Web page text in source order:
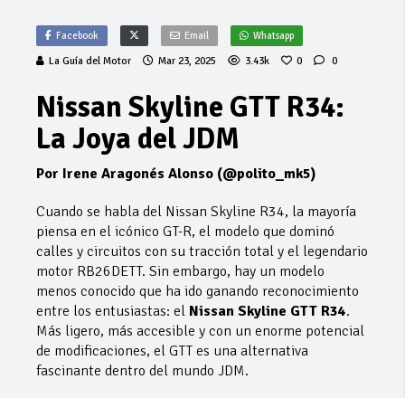
Facebook Email Whatsapp
La Guía del Motor Mar 23, 2025 3.43k 0 0
Nissan Skyline GTT R34:
La Joya del JDM
Por Irene Aragonés Alonso (@polito_mk5)
Cuando se habla del Nissan Skyline R34, la mayoría
piensa en el icónico GT-R, el modelo que dominó
calles y circuitos con su tracción total y el legendario
motor RB26DETT. Sin embargo, hay un modelo
menos conocido que ha ido ganando reconocimiento
entre los entusiastas: el Nissan Skyline GTT R34.
Más ligero, más accesible y con un enorme potencial
de modificaciones, el GTT es una alternativa
fascinante dentro del mundo JDM.